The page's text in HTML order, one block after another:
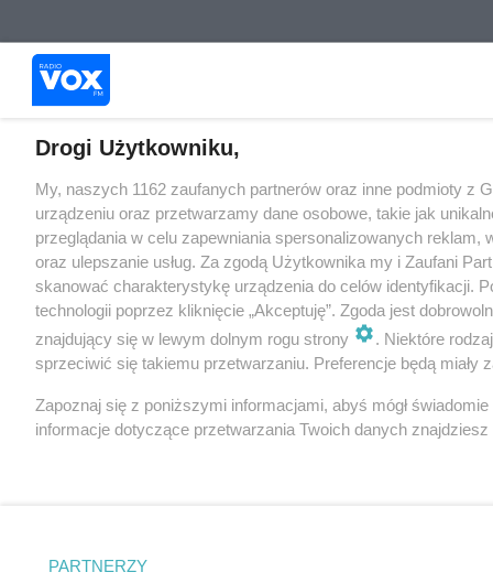
Drogi Użytkowniku,
My, naszych 1162 zaufanych partnerów oraz inne podmioty z
urządzeniu oraz przetwarzamy dane osobowe, takie jak
przeglądania w celu zapewniania spersonalizowanych
oraz ulepszanie usług. Za zgodą Użytkownika my i Zaufani
skanować charakterystykę urządzenia do celów identyfikacji.
technologii poprzez kliknięcie „Akceptuję”. Zgoda jest
znajdujący się w lewym dolnym rogu strony
. Niektóre
sprzeciwić się takiemu przetwarzaniu. Preferencje będą miały
Zapoznaj się z poniższymi informacjami, abyś mógł
informacje dotyczące przetwarzania Twoich danych
PARTNERZY